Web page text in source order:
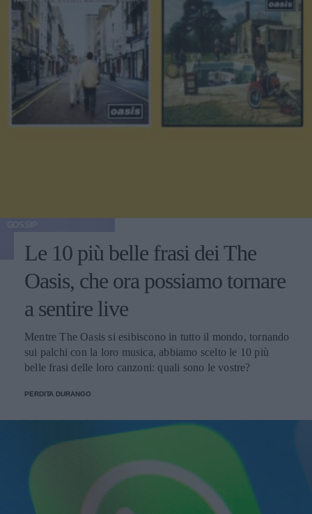
Le 10 più belle frasi dei The
Oasis, che ora possiamo tornare
a sentire live
Mentre The Oasis si esibiscono in tutto il mondo, tornando
sui palchi con la loro musica, abbiamo scelto le 10 più
belle frasi delle loro canzoni: quali sono le vostre?
PERDITA DURANGO